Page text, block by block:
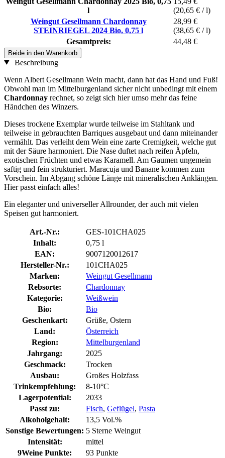
l
(20,65 € / l)
Weingut Gesellmann Chardonnay
STEINRIEGEL 2024 Bio, 0,75 l
28,99 €
(38,65 € / l)
Gesamtpreis:
44,48 €
Beide in den Warenkorb
Beschreibung
Wenn Albert Gesellmann Wein macht, dann hat das Hand und Fuß!
Obwohl man im Mittelburgenland sicher nicht unbedingt mit einem
Chardonnay rechnet, so zeigt sich hier umso mehr das feine
Händchen des Winzers.
Dieses trockene Exemplar wurde teilweise im Stahltank und
teilweise in gebrauchten Barriques ausgebaut und dann miteinander
vermählt. Das verleiht dem Wein eine zarte Cremigkeit, welche gut
mit der Säure harmoniert. Die Nase duftet nach reifen Äpfeln,
exotischen Früchten und etwas Karamell. Am Gaumen ungemein
saftig und fein strukturiert. Maracuja und Banane kommen zum
Vorschein. Im Abgang schöne Länge mit mineralischen Anklängen.
Hier passt einfach alles!
Ein eleganter und universeller Allrounder, der auch mit vielen
Speisen gut harmoniert.
Art.-Nr.:
GES-101CHA025
Inhalt:
0,75 l
EAN:
9007120012617
Hersteller-Nr.:
101CHA025
Marken:
Weingut Gesellmann
Rebsorte:
Chardonnay
Kategorie:
Weißwein
Bio:
Bio
Geschenkart:
Grüße, Ostern
Land:
Österreich
Region:
Mittelburgenland
Jahrgang:
2025
Geschmack:
Trocken
Ausbau:
Großes Holzfass
Trinkempfehlung:
8-10°C
Lagerpotential:
2033
Passt zu:
Fisch, Geflügel, Pasta
Alkoholgehalt:
13,5 Vol.%
Sonstige Bewertungen: 5 Sterne Weingut
Intensität:
mittel
9Weine Punkte:
93 Punkte